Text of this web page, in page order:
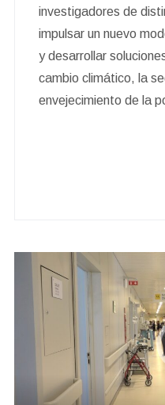
investigadores de
impulsar un nuevo
y desarrollar
cambio climático, la
envejecimiento de la